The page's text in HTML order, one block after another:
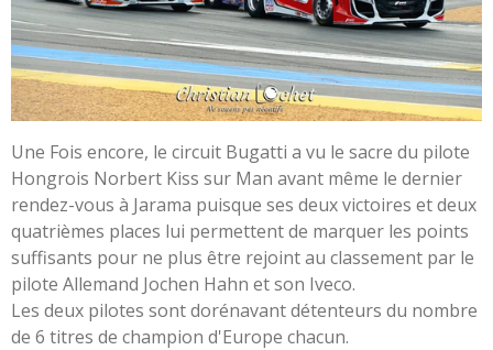
Une Fois encore, le circuit Bugatti a vu le sacre du pilote
Hongrois Norbert Kiss sur Man avant même le dernier
rendez-vous à Jarama puisque ses deux victoires et deux
quatrièmes places lui permettent de marquer les points
suffisants pour ne plus être rejoint au classement par le
pilote Allemand Jochen Hahn et son Iveco.
Les deux pilotes sont dorénavant détenteurs du nombre
de 6 titres de champion d'Europe chacun.